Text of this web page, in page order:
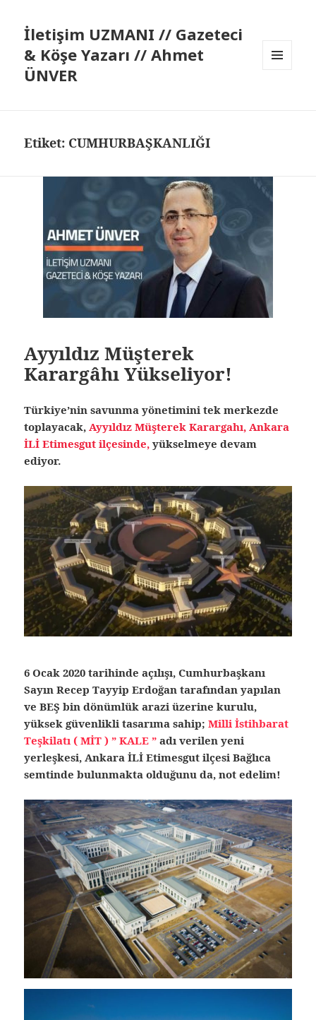
İletişim UZMANI // Gazeteci
& Köşe Yazarı // Ahmet
ÜNVER
Etiket: CUMHURBAŞKANLIĞI
Ayyıldız Müşterek
Karargâhı Yükseliyor!
Türkiye’nin savunma yönetimini tek merkezde
toplayacak, Ayyıldız Müşterek Karargahı, Ankara
İLİ Etimesgut ilçesinde, yükselmeye devam
ediyor.
6 Ocak 2020 tarihinde açılışı, Cumhurbaşkanı
Sayın Recep Tayyip Erdoğan tarafından yapılan
ve BEŞ bin dönümlük arazi üzerine kurulu,
yüksek güvenlikli tasarıma sahip;Milli İstihbarat
Teşkilatı ( MİT ) ” KALE ”adı verilen yeni
yerleşkesi, Ankara İLİ Etimesgut ilçesi Bağlıca
semtinde bulunmakta olduğunu da, not edelim!